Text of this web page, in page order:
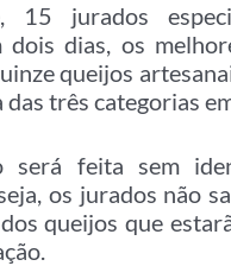
15 jurados
dois dias, os
queijos
das três categorias
será feita sem
os jurados não
queijos que